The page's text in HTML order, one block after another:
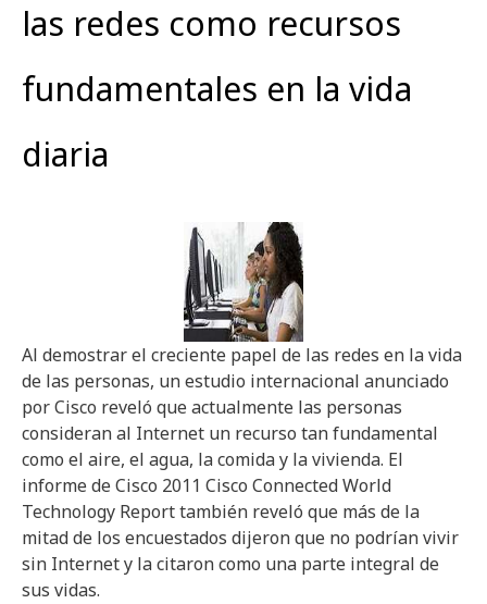
las redes como recursos
fundamentales en la vida
diaria
Al demostrar el creciente papel de las redes en la vida
de las personas, un estudio internacional anunciado
por Cisco reveló que actualmente las personas
consideran al Internet un recurso tan fundamental
como el aire, el agua, la comida y la vivienda. El
informe de Cisco 2011 Cisco Connected World
Technology Report también reveló que más de la
mitad de los encuestados dijeron que no podrían vivir
sin Internet y la citaron como una parte integral de
sus vidas.